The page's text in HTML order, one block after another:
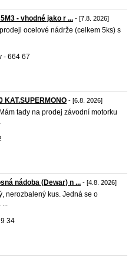
- vhodné jako r ... - [7.8. 2026]
ocelové nádrže (celkem 5ks) s
- 664 67
KAT.SUPERMONO - [6.8. 2026]
tady na prodej závodní motorku
nádoba (Dewar) n ... - [4.8. 2026]
nerozbalený kus. Jedná se o
...
34